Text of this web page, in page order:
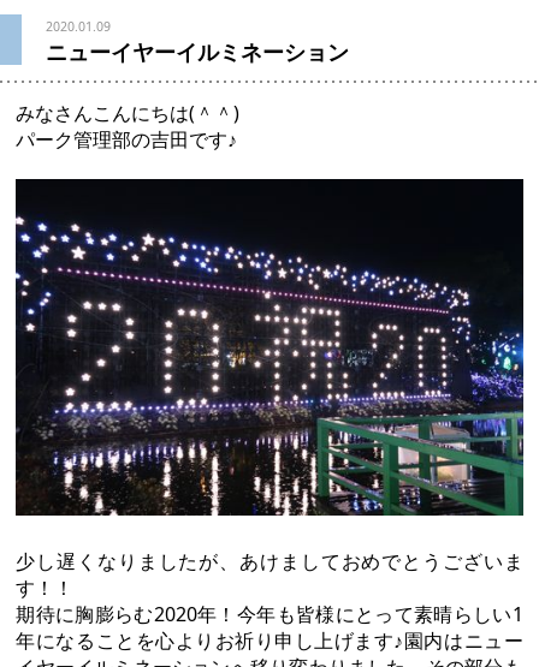
2020.01.09
ニューイヤーイルミネーション
みなさんこんにちは(＾＾)
パーク管理部の吉田です♪
少し遅くなりましたが、あけましておめでとうございま
す！！
期待に胸膨らむ2020年！今年も皆様にとって素晴らしい1
年になることを心よりお祈り申し上げます♪園内はニュー